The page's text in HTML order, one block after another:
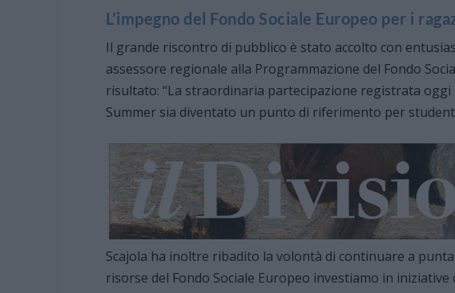
L’impegno del Fondo Sociale Europeo per i
Il grande riscontro di pubblico è stato accolto con
assessore regionale alla Programmazione del Fondo
risultato: “La straordinaria partecipazione registrata
Summer sia diventato un punto di riferimento per
Scajola ha inoltre ribadito la volontà di continuare a
risorse del Fondo Sociale Europeo investiamo in